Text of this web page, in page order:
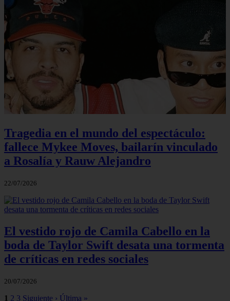
Tragedia en el mundo del espectáculo:
fallece Mykee Moves, bailarín vinculado
a Rosalía y Rauw Alejandro
22/07/2026
El vestido rojo de Camila Cabello en la
boda de Taylor Swift desata una tormenta
de críticas en redes sociales
20/07/2026
1 2 3 Siguiente › Última »